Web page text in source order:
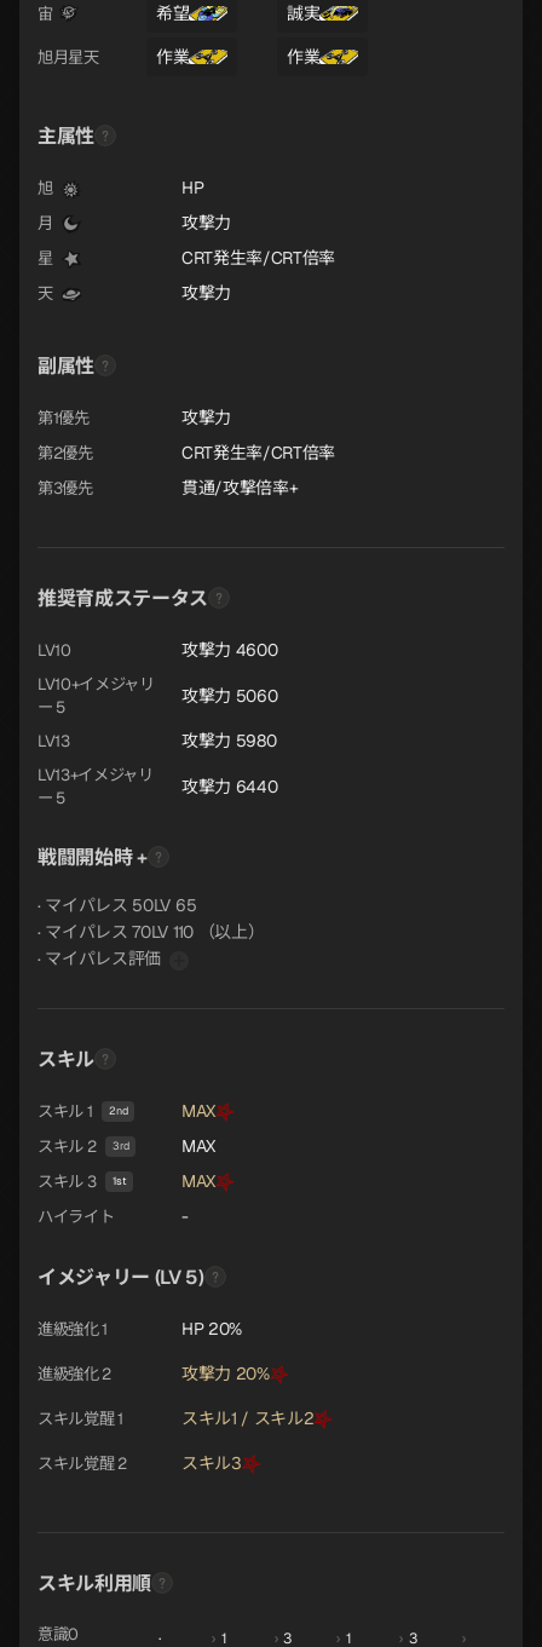
宙 希望 誠実
旭月星天 作業 作業
主属性
旭 HP
月 攻撃力
星 CRT発生率/CRT倍率
天 攻撃力
副属性
第1優先 攻撃力
第2優先 CRT発生率/CRT倍率
第3優先 貫通/攻撃倍率+
推奨育成ステータス
LV10 攻撃力 4600
LV10+イメジャリ
ー 5
攻撃力 5060
LV13 攻撃力 5980
LV13+イメジャリ
ー 5
攻撃力 6440
戦闘開始時 +
· マイパレス 50LV 65
· マイパレス 70LV 110 （以上）
· マイパレス評価
スキル
スキル 1 2nd MAX
スキル 2 3rd MAX
スキル 3 1st MAX
ハイライト -
イメジャリー (LV 5)
進級強化 1 HP 20%
進級強化 2 攻撃力 20%
スキル覚醒 1 スキル1 / スキル2
スキル覚醒 2 スキル3
スキル利用順
意識0 · › 1 › 3 › 1 › 3 ›